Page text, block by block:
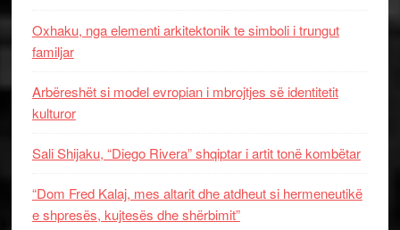
Oxhaku, nga elementi arkitektonik te simboli i trungut
familjar
Arbëreshët si model evropian i mbrojtjes së identitetit
kulturor
Sali Shijaku, “Diego Rivera” shqiptar i artit tonë kombëtar
“Dom Fred Kalaj, mes altarit dhe atdheut si hermeneutikë
e shpresës, kujtesës dhe shërbimit”